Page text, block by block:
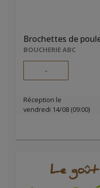
BOUCHERIE ABC
-
Réception le
vendredi 14/08 (09:00)